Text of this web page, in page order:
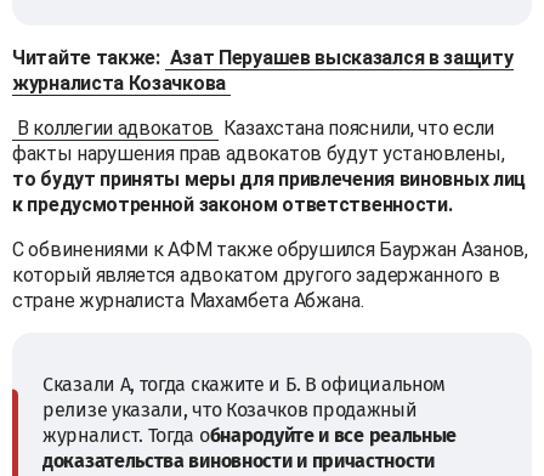
Читайте также: Азат Перуашев высказался в защиту
журналиста Козачкова
В коллегии адвокатов Казахстана пояснили, что если
факты нарушения прав адвокатов будут установлены,
то будут приняты меры для привлечения виновных лиц
к предусмотренной законом ответственности.
С обвинениями к АФМ также обрушился Бауржан Азанов,
который является адвокатом другого задержанного в
стране журналиста Махамбета Абжана.
Сказали А, тогда скажите и Б. В официальном
релизе указали, что Козачков продажный
журналист. Тогда обнародуйте и все реальные
доказательства виновности и причастности